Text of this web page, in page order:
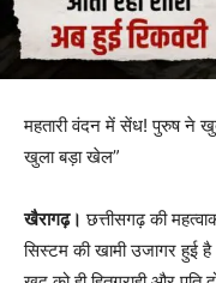
महतारी वंदन में सेंध! पुरुष ने
खुला बड़ा खेल”
खैरागढ़। छत्तीसगढ़ की
सिस्टम की खामी उजागर हुई